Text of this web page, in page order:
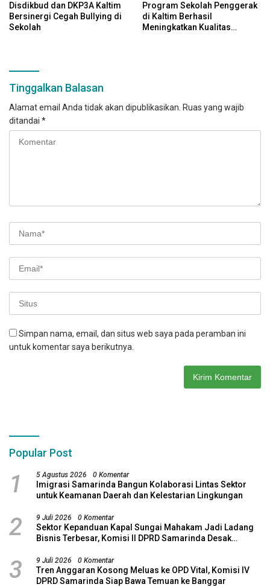
Disdikbud dan DKP3A Kaltim
Bersinergi Cegah Bullying di
Sekolah
Program Sekolah Penggerak
di Kaltim Berhasil
Meningkatkan Kualitas
Tinggalkan Balasan
Alamat email Anda tidak akan dipublikasikan. Ruas yang wajib
ditandai *
Simpan nama, email, dan situs web saya pada peramban ini
untuk komentar saya berikutnya.
Popular Post
1 5 Agustus 2026 0 Komentar
Imigrasi Samarinda Bangun Kolaborasi Lintas Sektor
untuk Keamanan Daerah dan Kelestarian Lingkungan
2 9 Juli 2026 0 Komentar
Sektor Kepanduan Kapal Sungai Mahakam Jadi Ladang
Bisnis Terbesar, Komisi II DPRD Samarinda Desak
3 9 Juli 2026 0 Komentar
Tren Anggaran Kosong Meluas ke OPD Vital, Komisi IV
DPRD Samarinda Siap Bawa Temuan ke Banggar